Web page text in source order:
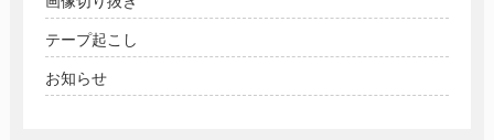
テープ起こし
お知らせ